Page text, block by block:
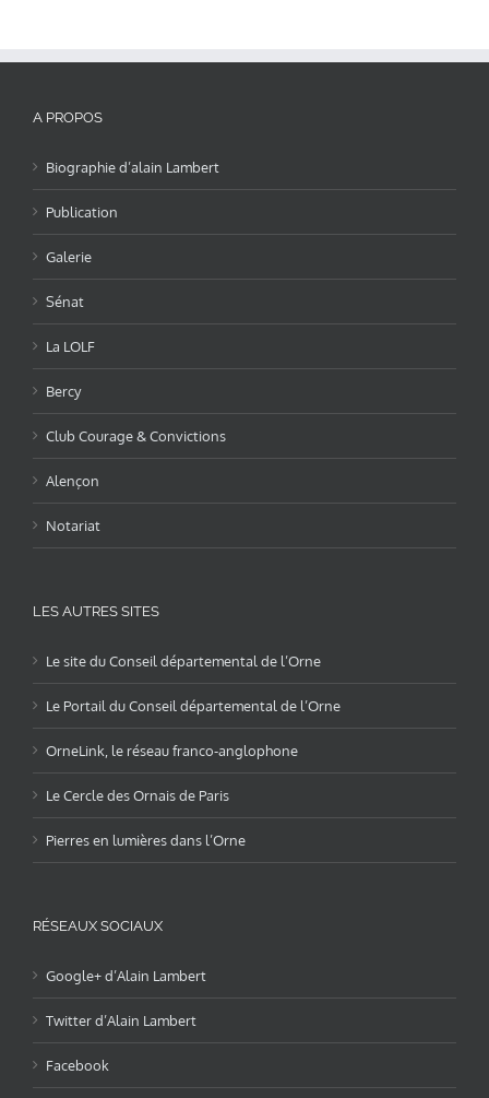
A PROPOS
Biographie d’alain Lambert
Publication
Galerie
Sénat
La LOLF
Bercy
Club Courage & Convictions
Alençon
Notariat
LES AUTRES SITES
Le site du Conseil départemental de l’Orne
Le Portail du Conseil départemental de l’Orne
OrneLink, le réseau franco-anglophone
Le Cercle des Ornais de Paris
Pierres en lumières dans l’Orne
RÉSEAUX SOCIAUX
Google+ d’Alain Lambert
Twitter d’Alain Lambert
Facebook